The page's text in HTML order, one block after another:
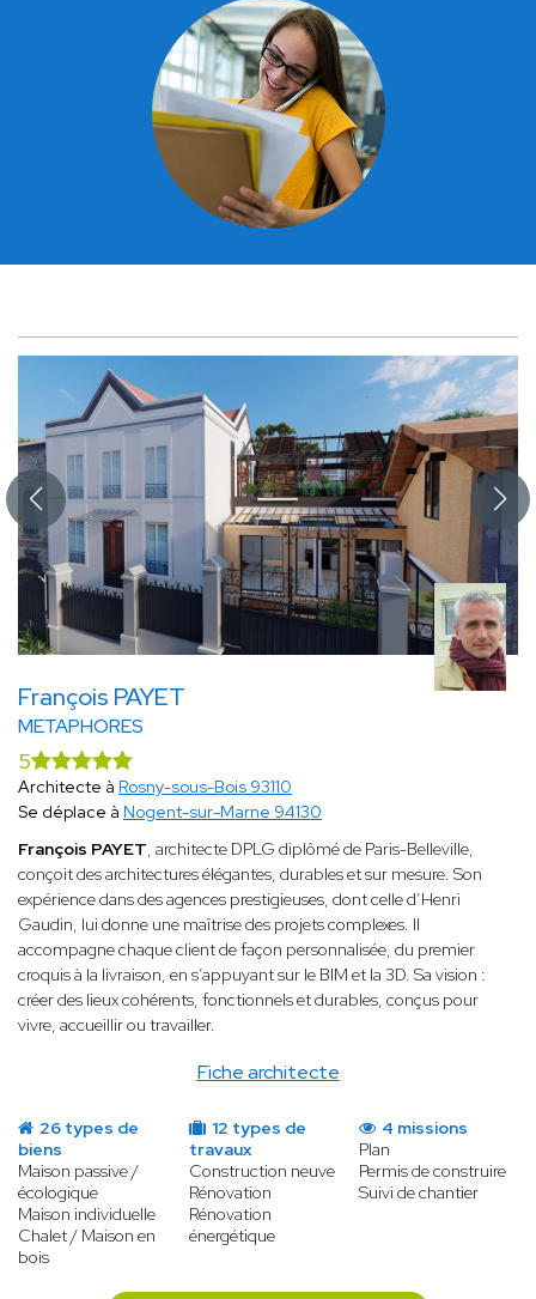
François PAYET
METAPHORES
Fiche architecte
5
Architecte à Rosny-sous-Bois 93110
Se déplace à Nogent-sur-Marne 94130
François PAYET, architecte DPLG diplômé de Paris-Belleville,
conçoit des architectures élégantes, durables et sur mesure. Son
expérience dans des agences prestigieuses, dont celle d’Henri
Gaudin, lui donne une maîtrise des projets complexes. Il
accompagne chaque client de façon personnalisée, du premier
croquis à la livraison, en s’appuyant sur le BIM et la 3D. Sa vision :
créer des lieux cohérents, fonctionnels et durables, conçus pour
vivre, accueillir ou travailler.
26 types de
biens
Maison passive /
écologique
Maison individuelle
Chalet / Maison en
bois
12 types de
travaux
Construction neuve
Rénovation
Rénovation
énergétique
4 missions
Plan
Permis de construire
Suivi de chantier